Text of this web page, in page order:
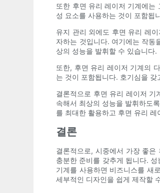
또한 후면 유리 레이저 기계에
성 요소를 사용하는 것이 포함됩
유지 관리 외에도 후면 유리 레
자하는 것입니다. 여기에는 작동
상의 성능을 발휘할 수 있습니다.
또한, 후면 유리 레이저 기계의
는 것이 포함됩니다. 호기심을
결론적으로 후면 유리 레이저
속해서 최상의 성능을 발휘하도
를 최대한 활용하고 후면 유리
결론
결론적으로, 시중에서 가장 좋
충분한 준비를 갖추게 됩니다.
기계를 사용하면 비즈니스를 새
세부적인 디자인을 쉽게 제작할